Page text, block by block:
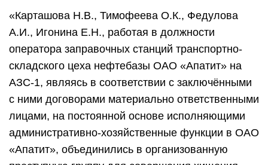
«Карташова Н.В., Тимофеева О.К., Федулова
А.И., Игонина Е.Н., работая в должности
оператора заправочных станций транспортно-
складского цеха нефтебазы ОАО «Апатит» на
АЗС-1, являясь в соответствии с заключёнными
с ними договорами материально ответственными
лицами, на постоянной основе исполняющими
административно-хозяйственные функции в ОАО
«Апатит», объединились в организованную